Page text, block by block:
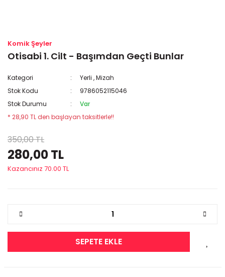
Komik Şeyler
Otisabi 1. Cilt - Başımdan Geçti Bunlar
Kategori Yerli ,Mizah
Stok Kodu
9786052115046
Stok Durumu
Var
* 28,90 TL den başlayan taksitlerle!!
350,00 TL
280,00 TL
Kazancınız 70.00 TL
SEPETE EKLE